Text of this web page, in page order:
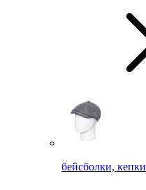
бейсболки, кепки